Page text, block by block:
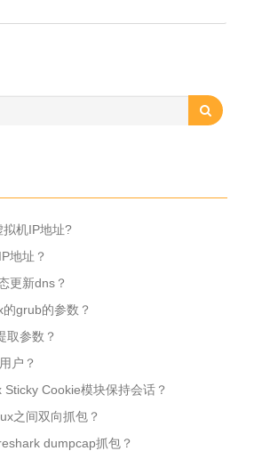
机IP地址?
地址？
更新dns？
grub的参数？
取参数？
户？
Cookie模块保持会话？
之间双向抓包？
dumpcap抓包？